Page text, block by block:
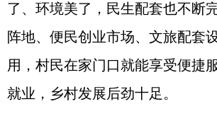
了、环境美了，民生配套也不断
阵地、便民创业市场、文旅配套
用，村民在家门口就能享受便捷
就业，乡村发展后劲十足。